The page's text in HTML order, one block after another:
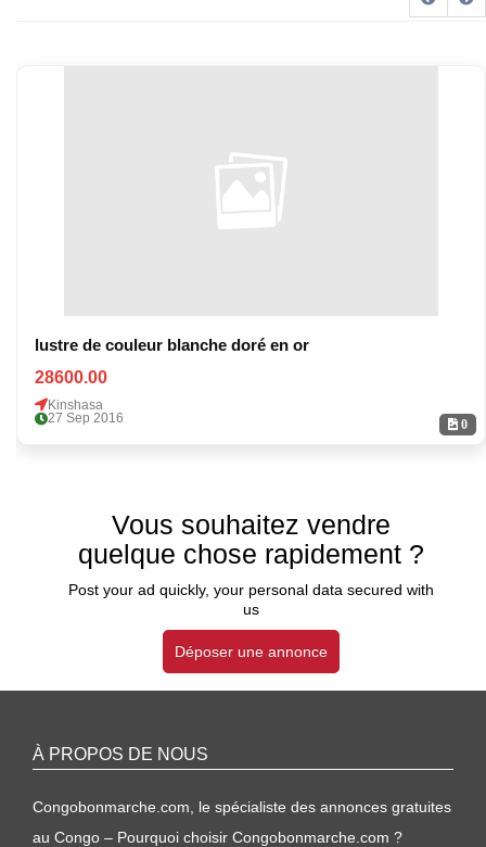
0
lustre de couleur blanche doré en or
28600.00
Kinshasa
27 Sep 2016
Vous souhaitez vendre
quelque chose rapidement ?
Post your ad quickly, your personal data secured with
us
Déposer une annonce
À PROPOS DE NOUS
Congobonmarche.com, le spécialiste des annonces gratuites
au Congo – Pourquoi choisir Congobonmarche.com ?